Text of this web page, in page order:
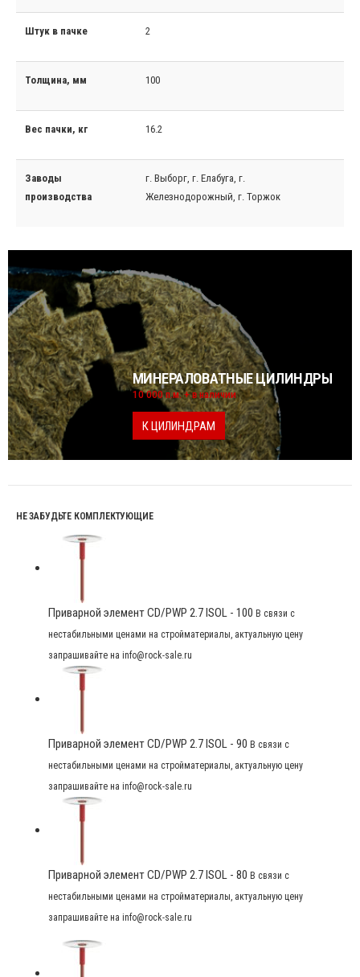
Штук в пачке 2
Толщина, мм 100
Вес пачки, кг 16.2
Заводы
производства
г. Выборг, г. Елабуга, г.
Железнодорожный, г. Торжок
МИНЕРАЛОВАТНЫЕ ЦИЛИНДРЫ
10 000 п.м. + в наличии
К ЦИЛИНДРАМ
НЕ ЗАБУДЬТЕ КОМПЛЕКТУЮЩИЕ
Приварной элемент CD/PWP 2.7 ISOL - 100 В связи с
нестабильными ценами на стройматериалы, актуальную цену
запрашивайте на info@rock-sale.ru
Приварной элемент CD/PWP 2.7 ISOL - 90 В связи с
нестабильными ценами на стройматериалы, актуальную цену
запрашивайте на info@rock-sale.ru
Приварной элемент CD/PWP 2.7 ISOL - 80 В связи с
нестабильными ценами на стройматериалы, актуальную цену
запрашивайте на info@rock-sale.ru